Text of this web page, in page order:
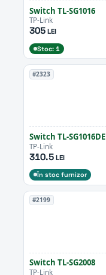
Switch TL-SG1016
TP-Link
305LEI
Stoc: 1
#2323
Switch TL-SG1016DE
TP-Link
310.5LEI
În stoc furnizor
#2199
Switch TL-SG2008
TP-Link